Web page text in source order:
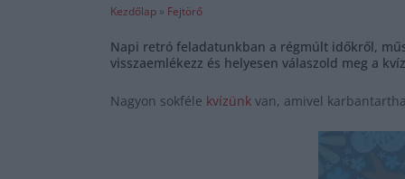
Kezdőlap » Fejtörő
Napi retró feladatunkban a régmúlt időkről,
visszaemlékezz és helyesen válaszold meg a
Nagyon sokféle kvízünk van, amivel